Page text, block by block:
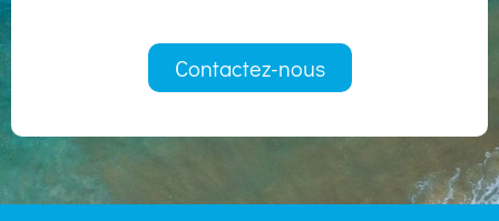
Contactez-nous